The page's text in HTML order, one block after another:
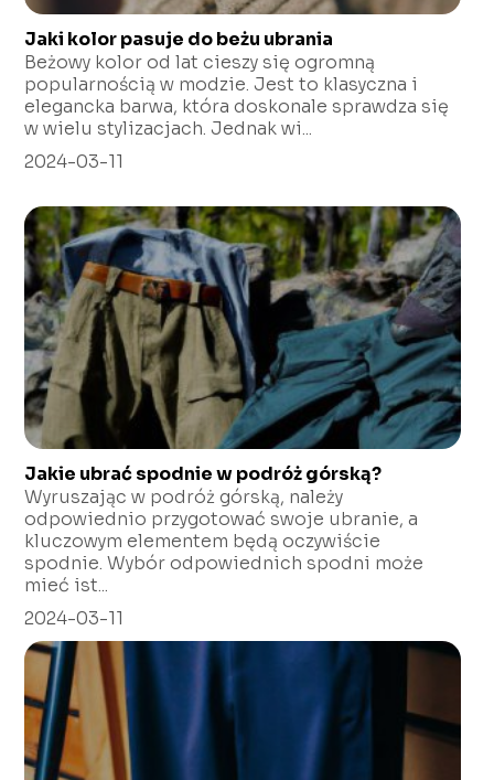
Jaki kolor pasuje do beżu ubrania
Beżowy kolor od lat cieszy się ogromną
popularnością w modzie. Jest to klasyczna i
elegancka barwa, która doskonale sprawdza się
w wielu stylizacjach. Jednak wi...
2024-03-11
Jakie ubrać spodnie w podróż górską?
Wyruszając w podróż górską, należy
odpowiednio przygotować swoje ubranie, a
kluczowym elementem będą oczywiście
spodnie. Wybór odpowiednich spodni może
mieć ist...
2024-03-11